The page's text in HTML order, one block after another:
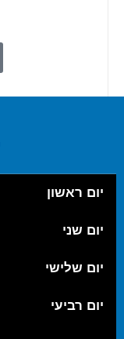
יום ראשון
יום שני
יום שלישי
יום רביעי